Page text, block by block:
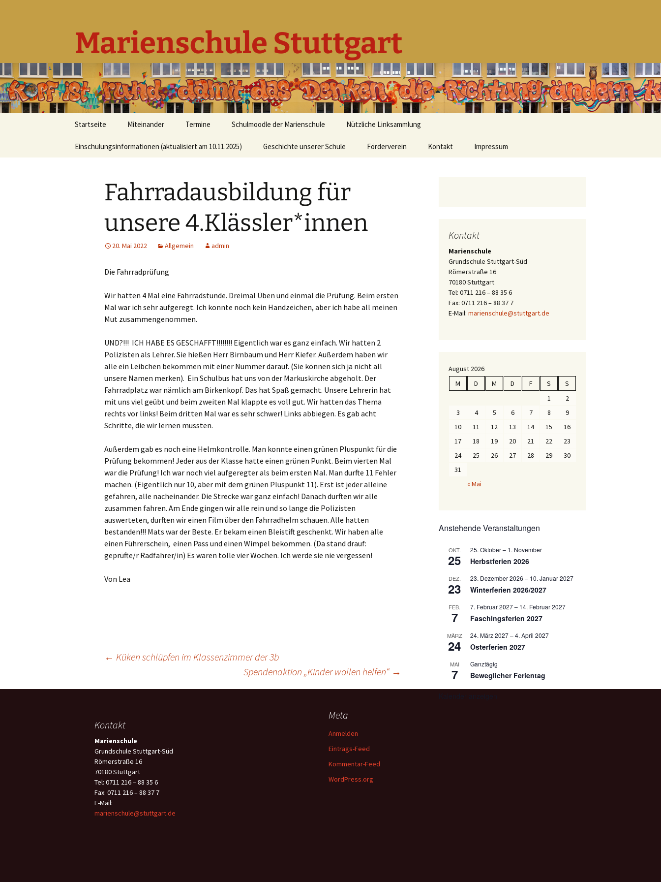
Marienschule Stuttgart
springen
Startseite Miteinander
Grundlegendes
Leitbild
Träger
Projekt Süd² an der
Marienschule
Unsere Partner
Pädagogischer Verbund
Eltern
Termine Schulmoodle der Marienschule Nützliche Linksammlung
Einschulungsinformationen (aktualisiert am 10.11.2025) Geschichte unserer Schule Förderverein Kontakt Impressum
Fahrradausbildung für
unsere 4.Klässler*innen
20. Mai 2022 Allgemein admin
Die Fahrradprüfung
Wir hatten 4 Mal eine Fahrradstunde. Dreimal Üben und einmal die Prüfung. Beim ersten
Mal war ich sehr aufgeregt. Ich konnte noch kein Handzeichen, aber ich habe all meinen
Mut zusammengenommen.
UND?!!! ICH HABE ES GESCHAFFT!!!!!!!! Eigentlich war es ganz einfach. Wir hatten 2
Polizisten als Lehrer. Sie hießen Herr Birnbaum und Herr Kiefer. Außerdem haben wir
alle ein Leibchen bekommen mit einer Nummer darauf. (Sie können sich ja nicht all
unsere Namen merken). Ein Schulbus hat uns von der Markuskirche abgeholt. Der
Fahrradplatz war nämlich am Birkenkopf. Das hat Spaß gemacht. Unsere Lehrerin hat
mit uns viel geübt und beim zweiten Mal klappte es voll gut. Wir hatten das Thema
rechts vor links! Beim dritten Mal war es sehr schwer! Links abbiegen. Es gab acht
Schritte, die wir lernen mussten.
Außerdem gab es noch eine Helmkontrolle. Man konnte einen grünen Pluspunkt für die
Prüfung bekommen! Jeder aus der Klasse hatte einen grünen Punkt. Beim vierten Mal
war die Prüfung! Ich war noch viel aufgeregter als beim ersten Mal. Man durfte 11 Fehler
machen. (Eigentlich nur 10, aber mit dem grünen Pluspunkt 11). Erst ist jeder alleine
gefahren, alle nacheinander. Die Strecke war ganz einfach! Danach durften wir alle
zusammen fahren. Am Ende gingen wir alle rein und so lange die Polizisten
auswerteten, durften wir einen Film über den Fahrradhelm schauen. Alle hatten
bestanden!!! Mats war der Beste. Er bekam einen Bleistift geschenkt. Wir haben alle
einen Führerschein, einen Pass und einen Wimpel bekommen. (Da stand drauf:
geprüfte/r Radfahrer/in) Es waren tolle vier Wochen. Ich werde sie nie vergessen!
Von Lea
Beitragsnavigation
← Küken schlüpfen im Klassenzimmer der 3b
Spendenaktion „Kinder wollen helfen“ →
Kontakt
Marienschule
Grundschule Stuttgart-Süd
Römerstraße 16
70180 Stuttgart
Tel: 0711 216 – 88 35 6
Fax: 0711 216 – 88 37 7
E-Mail: marienschule@stuttgart.de
August 2026
M
D M D F S
S
1
2
3
4 5 6 7 8
9
10
11 12 13 14 15
16
17
18 19 20 21 22
23
24
25 26 27 28 29
30
31
« Mai
Anstehende Veranstaltungen
OKT.
25
25. Oktober– 1. November
Herbstferien 2026
DEZ.
23
23. Dezember 2026 – 10. Januar 2027
Winterferien 2026/2027
FEB.
7
7. Februar 2027– 14. Februar 2027
Faschingsferien 2027
MÄRZ
24
24. März 2027–4. April 2027
Osterferien 2027
MAI
7
Ganztägig
Beweglicher Ferientag
Kalender anzeigen
Kontakt
Marienschule
Grundschule Stuttgart-Süd
Römerstraße 16
70180 Stuttgart
Tel: 0711 216 – 88 35 6
Fax: 0711 216 – 88 37 7
E-Mail:
marienschule@stuttgart.de
Meta
Anmelden
Eintrags-Feed
Kommentar-Feed
WordPress.org